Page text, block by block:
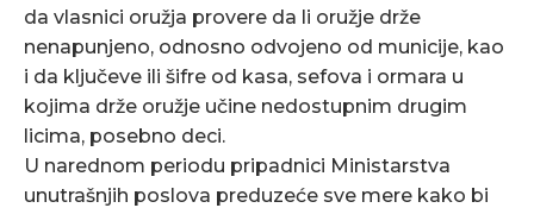
da vlasnici oružja provere da li oružje drže
nenapunjeno, odnosno odvojeno od municije, kao
i da ključeve ili šifre od kasa, sefova i ormara u
kojima drže oružje učine nedostupnim drugim
licima, posebno deci.
U narednom periodu pripadnici Ministarstva
unutrašnjih poslova preduzeće sve mere kako bi